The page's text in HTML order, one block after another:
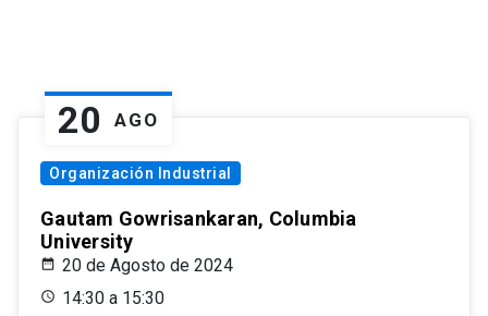
20 AGO
Organización Industrial
Gautam Gowrisankaran, Columbia
University
20 de Agosto de 2024
14:30 a 15:30